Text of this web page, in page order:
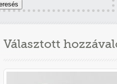
Választott